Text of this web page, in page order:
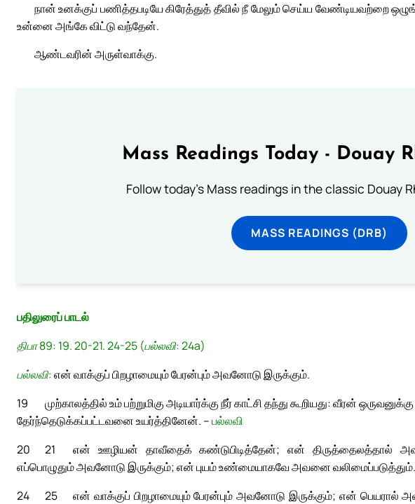
நான் உனக்குப் பணித்தபடியே கிரேத்துத் தீவில் நீ மேலும் செய்ய வேண்டியவற்றை
உன்னை அங்கே விட்டு வந்தேன்.
ஆண்டவரின் அருள்வாக்கு.
Mass Readings Today - Douay
Follow today's Mass readings in the classic Douay
MASS READINGS (DRB)
பதிலுரைப் பாடல்
திபா 89: 19. 20-21. 24-25 (பல்லவி: 24a)
பல்லவி:என் வாக்குப் பிறழாமையும் பேரன்பும் அவனோடு இருக்கும்.
19
முற்காலத்தில் உம் பற்றுமிகு அடியார்க்கு நீர் காட்சி தந்து கூறியது: வீரன்
தேர்ந்தெடுக்கப்பட்டவனை உயர்த்தினேன். –பல்லவி
20
என் ஊழியன் தாவீதைக் கண்டுபிடித்தேன்; என் திருத்தைலத்தால்
21
எப்பொழுதும் அவனோடு இருக்கும்; என் புயம் உண்மையாகவே அவனை
24
என் வாக்குப் பிறழாமையும் பேரன்பும் அவனோடு இருக்கும்; என் பெயரால்
25